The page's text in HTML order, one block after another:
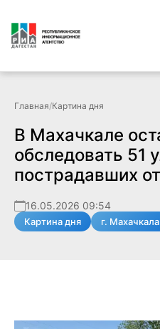
Главная/Картина дня
В Махачкале
обследовать 51
пострадавших
16.05.2026 09:54
Картина дня г. Махачкала